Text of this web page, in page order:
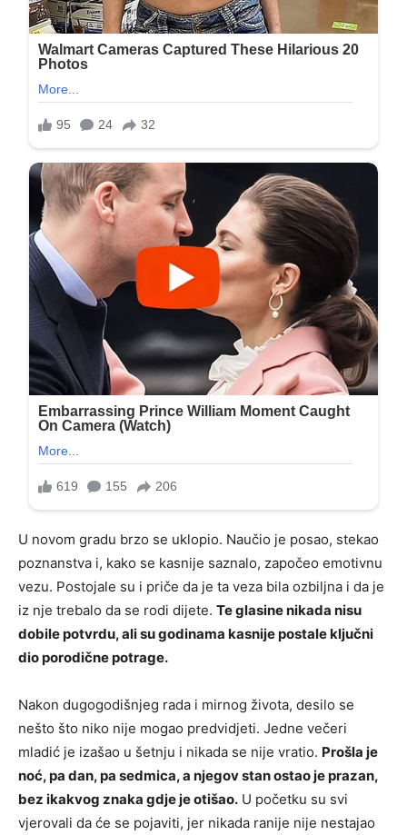
U novom gradu brzo se uklopio. Naučio je posao, stekao
poznanstva i, kako se kasnije saznalo, započeo emotivnu
vezu. Postojale su i priče da je ta veza bila ozbiljna i da je
iz nje trebalo da se rodi dijete. Te glasine nikada nisu
dobile potvrdu, ali su godinama kasnije postale ključni
dio porodične potrage.
Nakon dugogodišnjeg rada i mirnog života, desilo se
nešto što niko nije mogao predvidjeti. Jedne večeri
mladić je izašao u šetnju i nikada se nije vratio. Prošla je
noć, pa dan, pa sedmica, a njegov stan ostao je prazan,
bez ikakvog znaka gdje je otišao. U početku su svi
vjerovali da će se pojaviti, jer nikada ranije nije nestajao